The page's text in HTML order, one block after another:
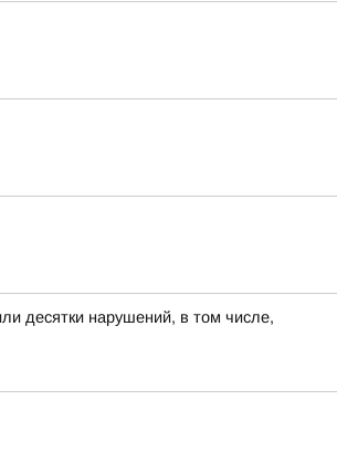
десятки нарушений, в том числе,